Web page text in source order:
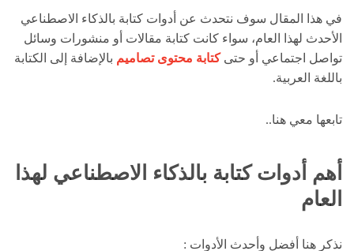
في هذا المقال سوف نتحدث عن أدوات كتابة بالذكاء الاصطناعي
الأحدث لهذا العام، سواء كانت كتابة مقالات أو منشورات وسائل
تواصل اجتماعي أو حتىكتابة محتوى تصاميم بالإضافة إلى الكتابة
باللغة العربية.
تابعها معي هنا..
أهم أدوات كتابة بالذكاء الاصطناعي لهذا
العام
نذكر هنا أفضل وأحدث الأدوات :